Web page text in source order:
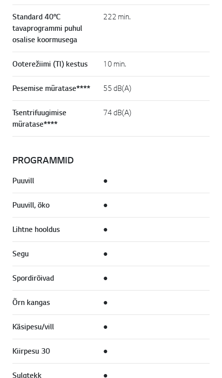
Standard 40°C
tavaprogrammi puhul
osalise koormusega
222 min.
Ooterežiimi (Tl) kestus 10 min.
Pesemise müratase**** 55 dB(A)
Tsentrifuugimise
müratase****
74 dB(A)
PROGRAMMID
Puuvill ●
Puuvill, öko ●
Lihtne hooldus ●
Segu ●
Spordirõivad ●
Õrn kangas ●
Käsipesu/vill ●
Kiirpesu 30 ●
Sulgtekk ●